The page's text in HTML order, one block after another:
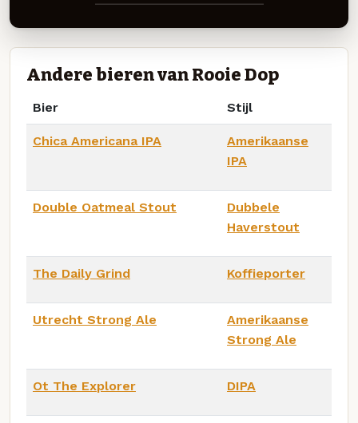
Andere bieren van Rooie Dop
Bier Stijl
Chica Americana IPA
Amerikaanse
IPA
Double Oatmeal Stout
Dubbele
Haverstout
The Daily Grind Koffieporter
Utrecht Strong Ale
Amerikaanse
Strong Ale
Ot The Explorer DIPA